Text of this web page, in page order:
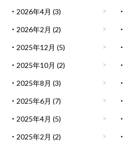
2026年4月 (3)
2026年2月 (2)
2025年12月 (5)
2025年10月 (2)
2025年8月 (3)
2025年6月 (7)
2025年4月 (5)
2025年2月 (2)